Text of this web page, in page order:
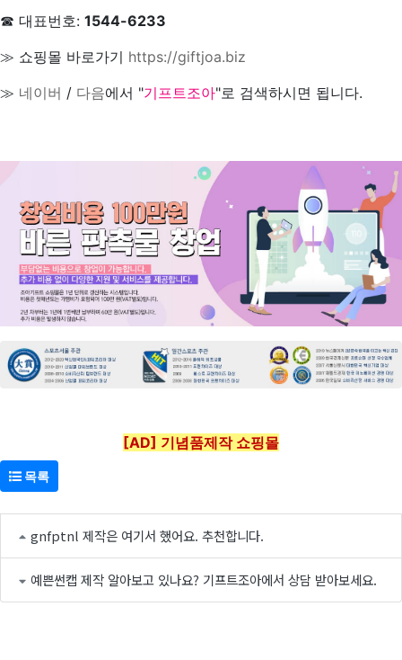
☎ 대표번호: 1544-6233
≫ 쇼핑몰 바로가기 https://giftjoa.biz
≫ 네이버 / 다음에서 "기프트조아"로 검색하시면 됩니다.
[AD] 기념품제작 쇼핑몰
목록
gnfptnl 제작은 여기서 했어요. 추천합니다.
예쁜썬캡 제작 알아보고 있나요? 기프트조아에서 상담 받아보세요.